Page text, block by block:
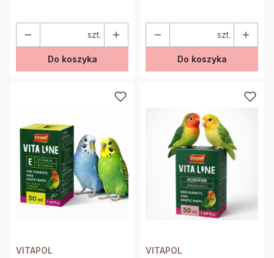
szt.
Do koszyka
szt.
Do koszyka
VITAPOL
VITAPOL